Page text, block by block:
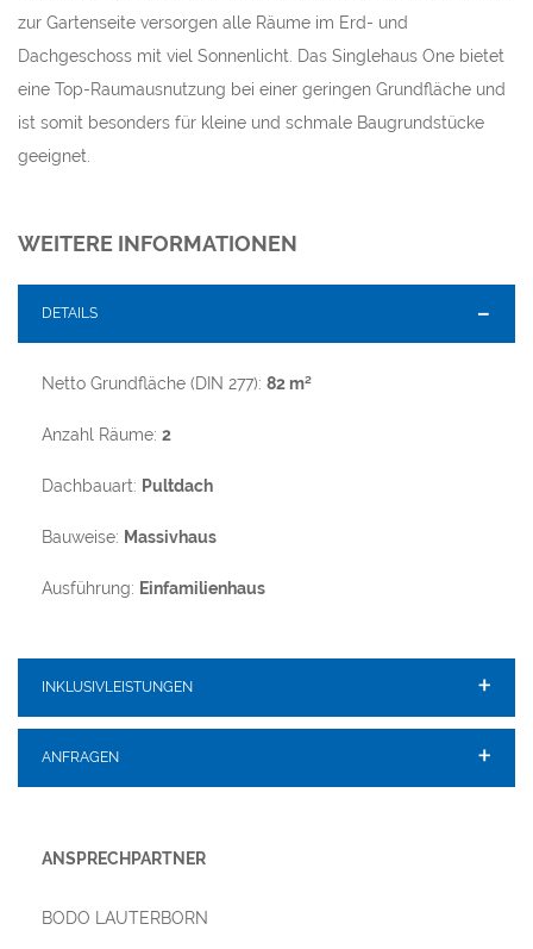
zur Gartenseite versorgen alle Räume im Erd- und
Dachgeschoss mit viel Sonnenlicht. Das Singlehaus One bietet
eine Top-Raumausnutzung bei einer geringen Grundfläche und
ist somit besonders für kleine und schmale Baugrundstücke
geeignet.
WEITERE INFORMATIONEN
DETAILS
Netto Grundfläche (DIN 277): 82 m²
Anzahl Räume: 2
Dachbauart: Pultdach
Bauweise: Massivhaus
Ausführung: Einfamilienhaus
INKLUSIVLEISTUNGEN
ANFRAGEN
ANSPRECHPARTNER
BODO LAUTERBORN